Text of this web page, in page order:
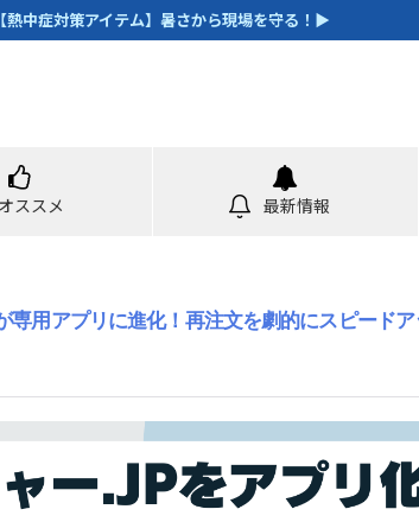
熱中症対策アイテム】暑さから現場を守る！▶
オススメ 最新情報
専用アプリに進化！再注文を劇的にスピード